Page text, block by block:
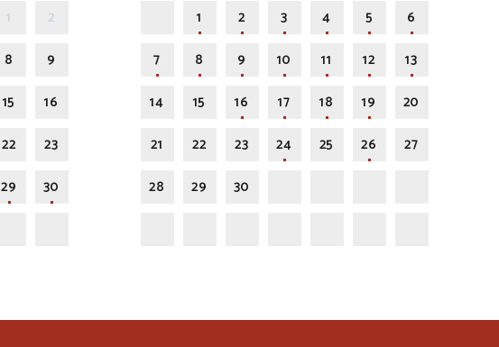
1
2
8
9
15
16
22
23
29
30
1 2 3 4 5
6
7
8 9 10 11 12
13
14
15 16 17 18 19
20
21
22 23 24 25 26
27
28
29 30